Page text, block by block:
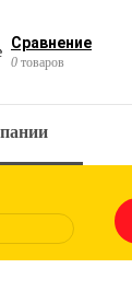
Сравнение
0 товаров